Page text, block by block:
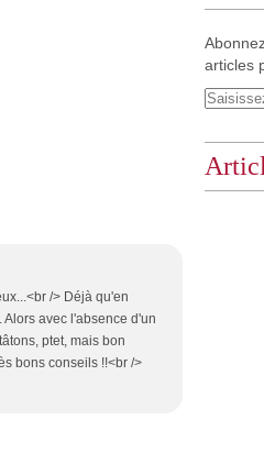
/> Déjà qu'en
avec l'absence d'un
ptet, mais bon
bons conseils !!<br />
articles